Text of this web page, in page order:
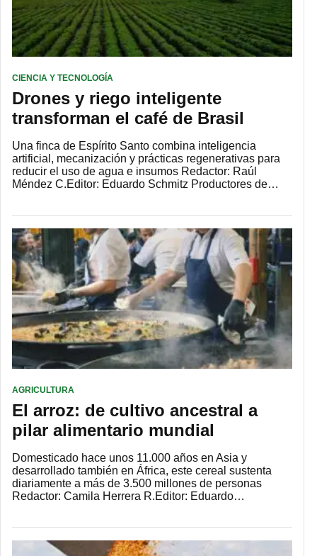
CIENCIA Y TECNOLOGÍA
Drones y riego inteligente
transforman el café de Brasil
Una finca de Espírito Santo combina inteligencia
artificial, mecanización y prácticas regenerativas para
reducir el uso de agua e insumos Redactor: Raúl
Méndez C.Editor: Eduardo Schmitz Productores de…
AGRICULTURA
El arroz: de cultivo ancestral a
pilar alimentario mundial
Domesticado hace unos 11.000 años en Asia y
desarrollado también en África, este cereal sustenta
diariamente a más de 3.500 millones de personas
Redactor: Camila Herrera R.Editor: Eduardo…